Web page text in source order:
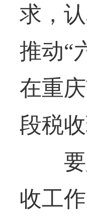
求，
推动“
在重
段税
要坚
收工